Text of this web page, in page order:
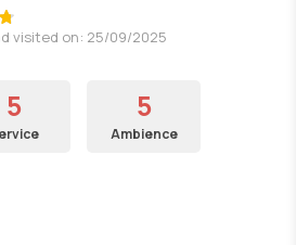
visited on: 25/09/2025
5 5
Ambience